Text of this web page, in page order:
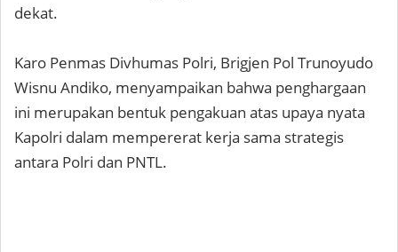
dekat.
Karo Penmas Divhumas Polri, Brigjen Pol Trunoyudo
Wisnu Andiko, menyampaikan bahwa penghargaan
ini merupakan bentuk pengakuan atas upaya nyata
Kapolri dalam mempererat kerja sama strategis
antara Polri dan PNTL.